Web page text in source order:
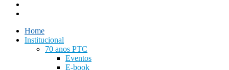
Home
Institucional
70 anos PTC
Eventos
E-book